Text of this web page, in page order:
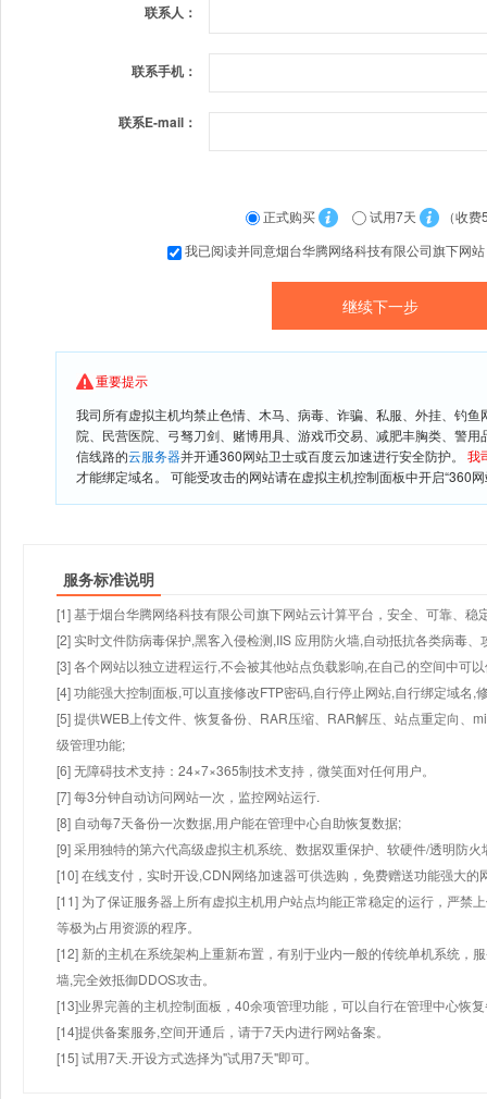
联系人：
联系手机：
联系E-mail：
正式购买 试用7天
（收费
我已阅读并同意烟台华腾网络科技有限公司旗下网站
重要提示
我司所有虚拟主机均禁止色情、木马、病毒、诈骗、私服、外挂、钓
院、民营医院、弓驽刀剑、赌博用具、游戏币交易、减肥丰胸类、警
信线路的云服务器并开通360网站卫士或百度云加速进行安全防护。 我
才能绑定域名。 可能受攻击的网站请在虚拟主机控制面板中开启“360
服务标准说明
[1] 基于烟台华腾网络科技有限公司旗下网站云计算平台，安全、可靠、稳
[2] 实时文件防病毒保护,黑客入侵检测,IIS 应用防火墙,自动抵抗各类病毒、
[3] 各个网站以独立进程运行,不会被其他站点负载影响,在自己的空间中可
[4] 功能强大控制面板,可以直接修改FTP密码,自行停止网站,自行绑定域名,
[5] 提供WEB上传文件、恢复备份、RAR压缩、RAR解压、站点重定向、
级管理功能;
[6] 无障碍技术支持：24×7×365制技术支持，微笑面对任何用户。
[7] 每3分钟自动访问网站一次，监控网站运行.
[8] 自动每7天备份一次数据,用户能在管理中心自助恢复数据;
[9] 采用独特的第六代高级虚拟主机系统、数据双重保护、软硬件/透明防火
[10] 在线支付，实时开设,CDN网络加速器可供选购，免费赠送功能强大
[11] 为了保证服务器上所有虚拟主机用户站点均能正常稳定的运行，严禁
等极为占用资源的程序。
[12] 新的主机在系统架构上重新布置，有别于业内一般的传统单机系统，
墙,完全效抵御DDOS攻击。
[13]业界完善的主机控制面板，40余项管理功能，可以自行在管理中心恢
[14]提供备案服务,空间开通后，请于7天内进行网站备案。
[15] 试用7天.开设方式选择为"试用7天"即可。